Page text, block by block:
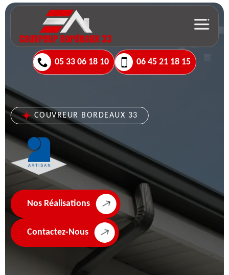
05 33 06 18 10 06 45 21 18 15
COUVREUR BORDEAUX 33
Nos Réalisations
Contactez-Nous